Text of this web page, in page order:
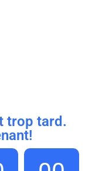
trop tard.